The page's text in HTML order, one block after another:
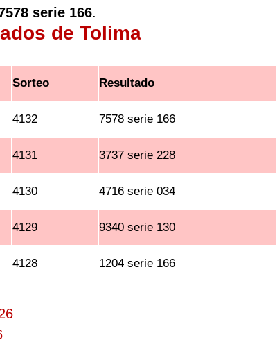
serie 166.
de Tolima
Sorteo Resultado
4132 7578 serie 166
4131 3737 serie 228
4130 4716 serie 034
4129 9340 serie 130
4128 1204 serie 166